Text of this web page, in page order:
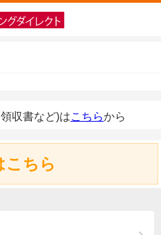
収書など)はこちらから
こちら